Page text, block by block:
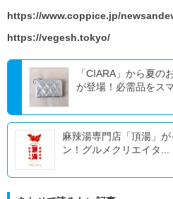
https://www.coppice.jp/
https://vegesh.tokyo/
「CIARA」から夏の
が登場！必需品をス
麻辣湯専門店「頂湯」
ン！グルメクリエイタ...